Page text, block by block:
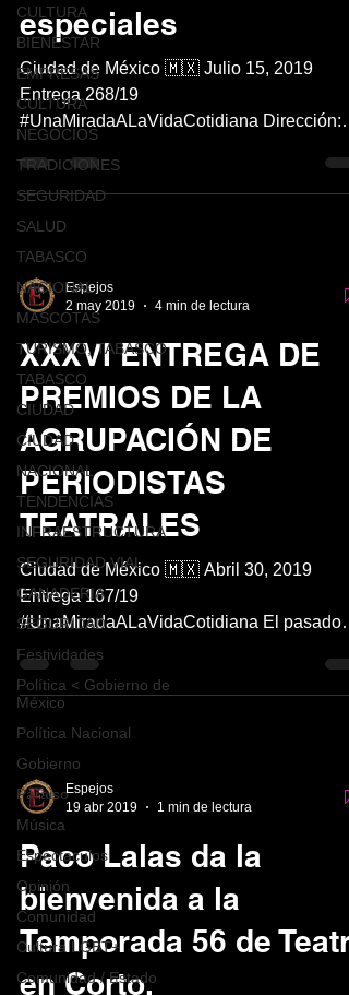
CULTURA
BIENESTAR
EMPRESAS
CULTURA
NEGOCIOS
TRADICIONES
SEGURIDAD
SALUD
TABASCO
NACIONAL
MASCOTAS
TURISMO, TABASCO
TABASCO
CIUDAD
CIUDAD
NACIONAL
TENDENCIAS
INFRAESTRUCTURA
SEGURIDAD VIAL
GANADERIA
SEGURIDAD
Festividades
Política < Gobierno de
México
Política Nacional
Gobierno
Paraiso
Música
Espéctaculos
Opinión
Comunidad
Cultura LGBT+
Comunidad / Estado
especiales
Ciudad de México 🇲🇽 Julio 15, 2019
Entrega 268/19
#UnaMiradaALaVidaCotidiana Dirección:
Espejos
2 may 2019
4 min de lectura
XXXVI ENTREGA DE
PREMIOS DE LA
AGRUPACIÓN DE
PERIODISTAS
TEATRALES
Ciudad de México 🇲🇽 Abril 30, 2019
Entrega 167/19
#UnaMiradaALaVidaCotidiana El pasado
lunes 29 de abril 2019 se vivió la máxima
XXXVI...
Espejos
19 abr 2019
1 min de lectura
Paco Lalas da la
bienvenida a la
Temporada 56 de
en Corto.